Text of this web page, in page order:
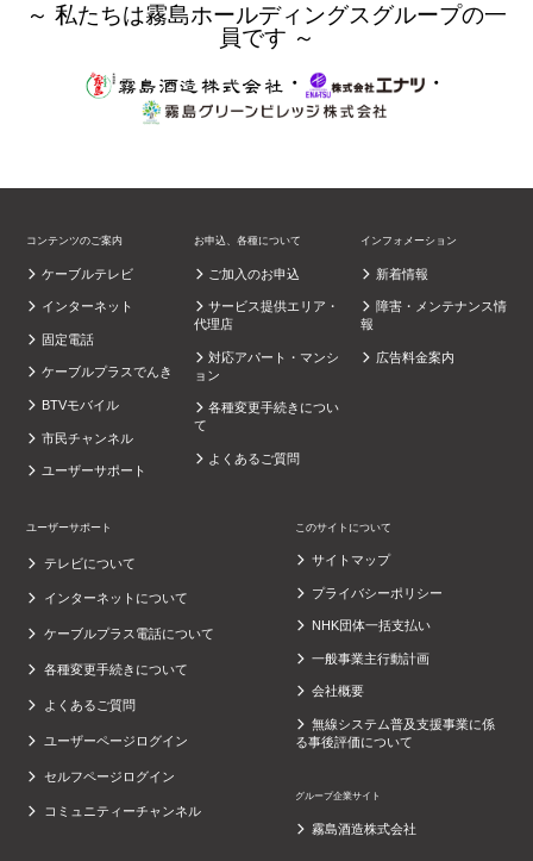
～ 私たちは霧島ホールディングスグループの一
員です ～
・
・
コンテンツのご案内
ケーブルテレビ
インターネット
固定電話
ケーブルプラスでんき
BTVモバイル
市民チャンネル
ユーザーサポート
お申込、各種について
ご加入のお申込
サービス提供エリア・
代理店
対応アパート・マンシ
ョン
各種変更手続きについ
て
よくあるご質問
インフォメーション
新着情報
障害・メンテナンス情
報
広告料金案内
ユーザーサポート
テレビについて
インターネットについて
ケーブルプラス電話について
各種変更手続きについて
よくあるご質問
ユーザーページログイン
セルフページログイン
コミュニティーチャンネル
このサイトについて
サイトマップ
プライバシーポリシー
NHK団体一括支払い
一般事業主行動計画
会社概要
無線システム普及支援事業に係
る事後評価について
グループ企業サイト
霧島酒造株式会社